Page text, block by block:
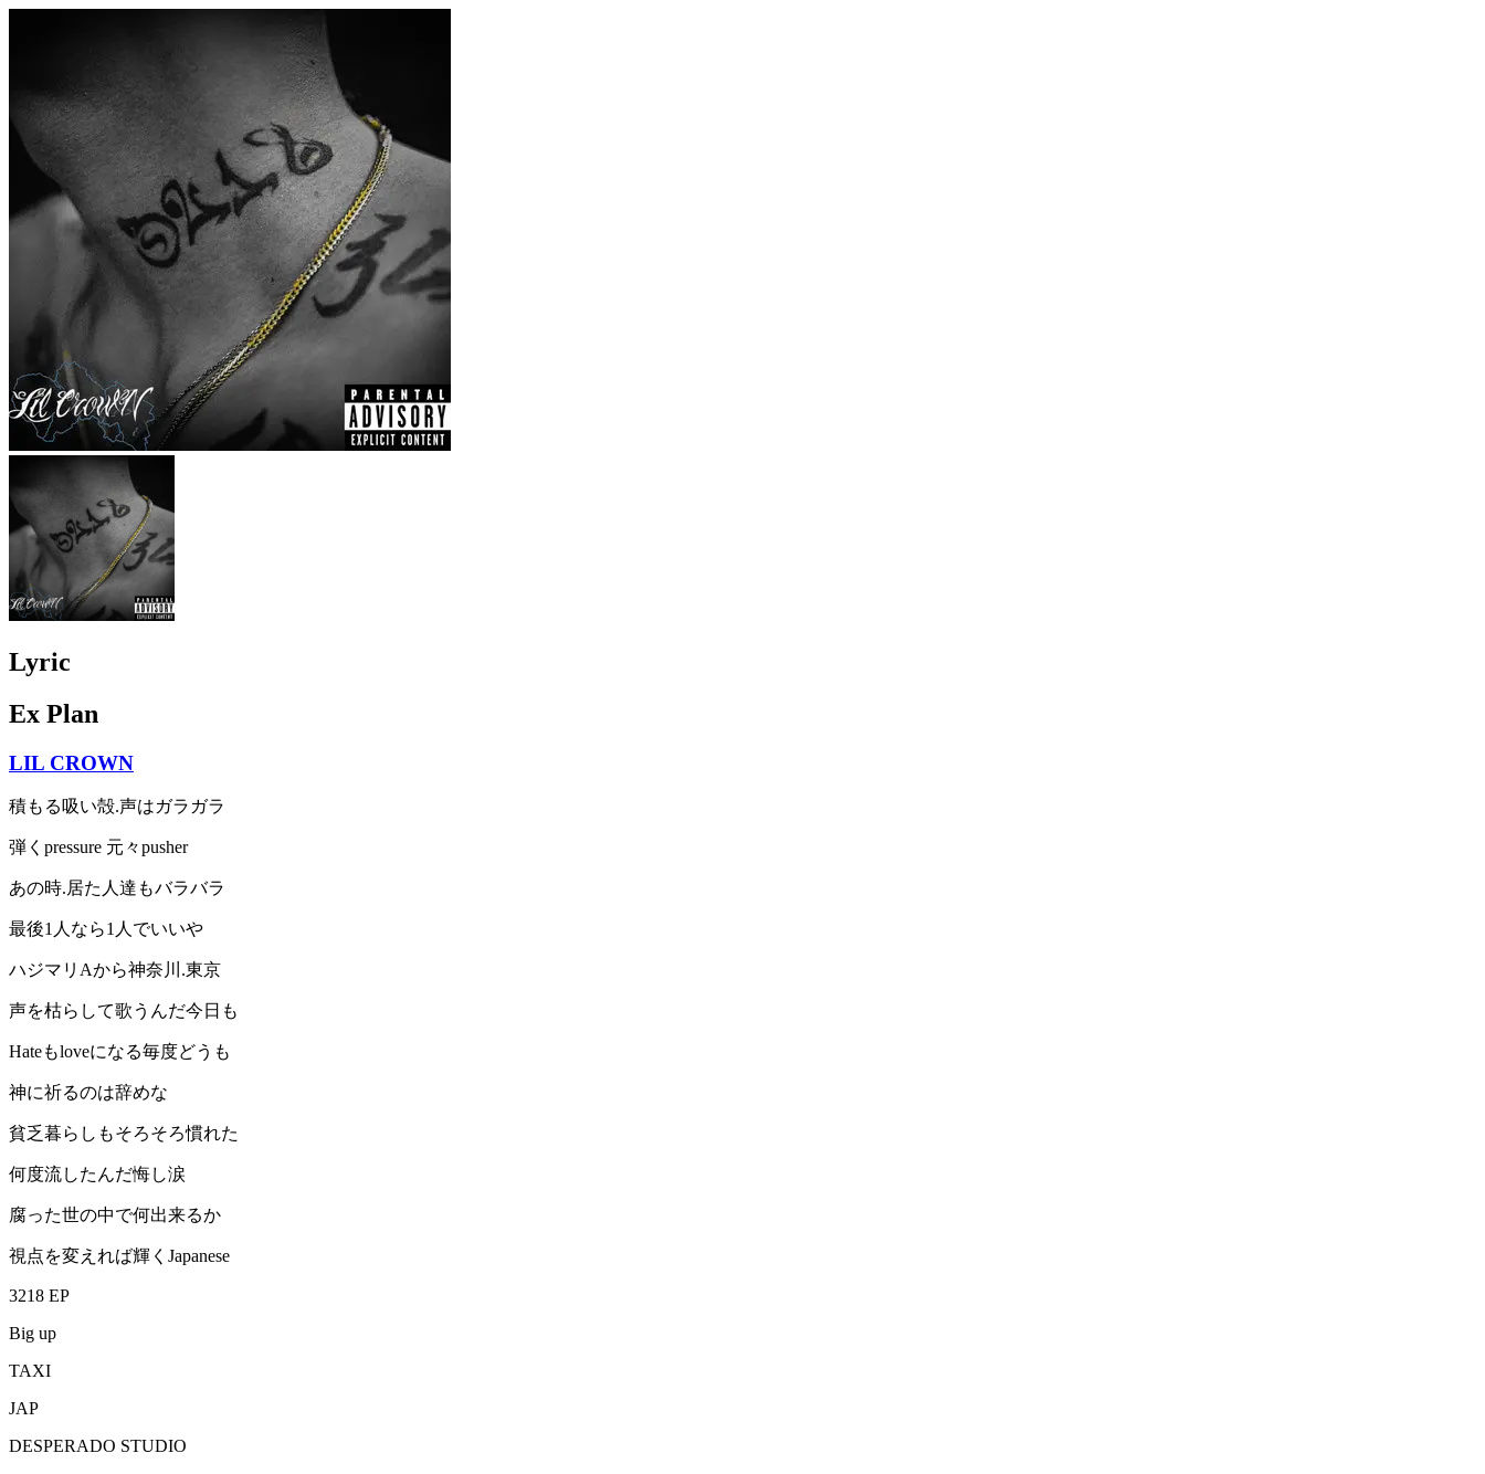
Lyric
Ex Plan
LIL CROWN
積もる吸い殻.声はガラガラ
弾くpressure 元々pusher
あの時.居た人達もバラバラ
最後1人なら1人でいいや
ハジマリAから神奈川.東京
声を枯らして歌うんだ今日も
Hateもloveになる毎度どうも
神に祈るのは辞めな
貧乏暮らしもそろそろ慣れた
何度流したんだ悔し涙
腐った世の中で何出来るか
視点を変えれば輝くJapanese
3218 EP
Big up
TAXI
JAP
DESPERADO STUDIO